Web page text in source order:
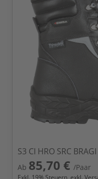
S3 CI HRO SRC
Ab 85,70 € /Paar
Exkl. 19% Steuern, exkl.